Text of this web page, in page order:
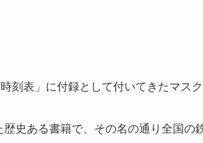
刻表」に付録として付いてきたマスク
史ある書籍で、その名の通り全国の